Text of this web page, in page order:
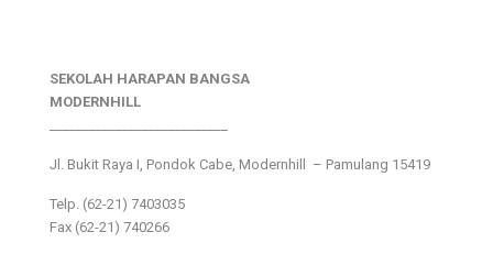
SEKOLAH HARAPAN BANGSA
MODERNHILL
Jl. Bukit Raya I, Pondok Cabe, Modernhill – Pamulang 15419
Telp. (62-21) 7403035
Fax (62-21) 740266